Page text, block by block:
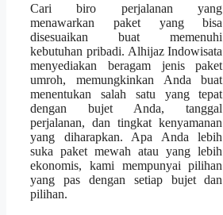
Cari biro perjalanan yang
menawarkan paket yang bisa
disesuaikan buat memenuhi
kebutuhan pribadi. Alhijaz Indowisata
menyediakan beragam jenis paket
umroh, memungkinkan Anda buat
menentukan salah satu yang tepat
dengan bujet Anda, tanggal
perjalanan, dan tingkat kenyamanan
yang diharapkan. Apa Anda lebih
suka paket mewah atau yang lebih
ekonomis, kami mempunyai pilihan
yang pas dengan setiap bujet dan
pilihan.